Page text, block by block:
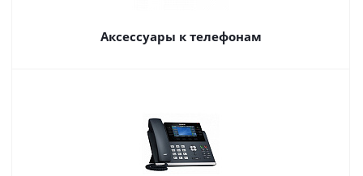
Аксессуары к телефонам